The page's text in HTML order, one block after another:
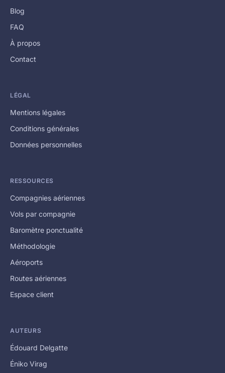
Blog
FAQ
À propos
Contact
LÉGAL
Mentions légales
Conditions générales
Données personnelles
RESSOURCES
Compagnies aériennes
Vols par compagnie
Baromètre ponctualité
Méthodologie
Aéroports
Routes aériennes
Espace client
AUTEURS
Édouard Delgatte
Éniko Virag